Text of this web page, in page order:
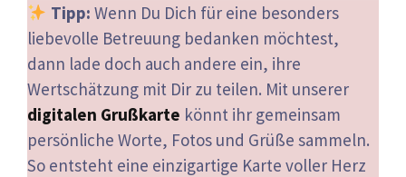
Tipp: Wenn Du Dich für eine besonders
liebevolle Betreuung bedanken möchtest,
dann lade doch auch andere ein, ihre
Wertschätzung mit Dir zu teilen. Mit unserer
digitalen Grußkarte könnt ihr gemeinsam
persönliche Worte, Fotos und Grüße sammeln.
So entsteht eine einzigartige Karte voller Herz